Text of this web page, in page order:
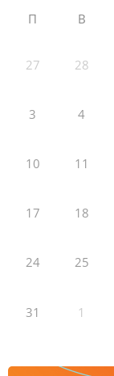
П В
27 28
3 4
10 11
17 18
24 25
31 1